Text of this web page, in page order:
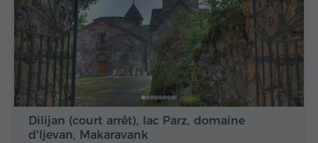
Dilijan (court arrêt), lac Parz, domaine
d'Ijevan, Makaravank